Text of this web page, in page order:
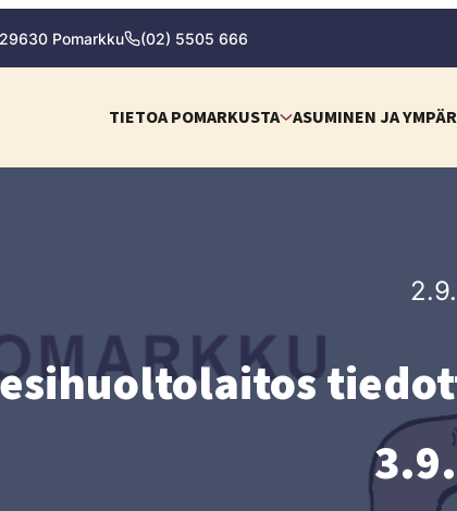
Pomarkku (02) 5505 666
TIETOA POMARKUSTA ASUMINEN JA